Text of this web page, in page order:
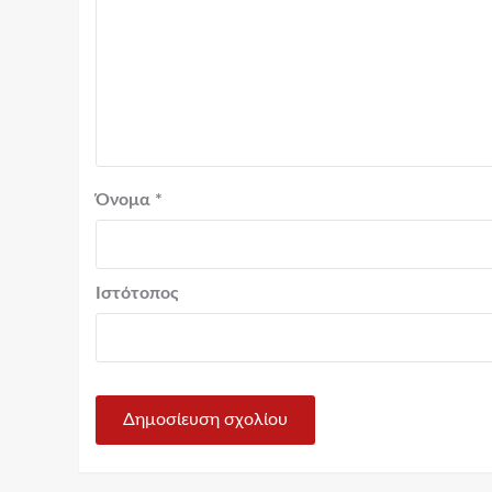
Όνομα *
Ιστότοπος